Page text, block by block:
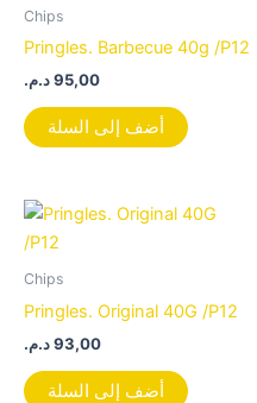
Chips
Pringles. Barbecue 40g /P12
95,00د.م.
أضف إلى السلة
Chips
Pringles. Original 40G /P12
93,00د.م.
أضف إلى السلة